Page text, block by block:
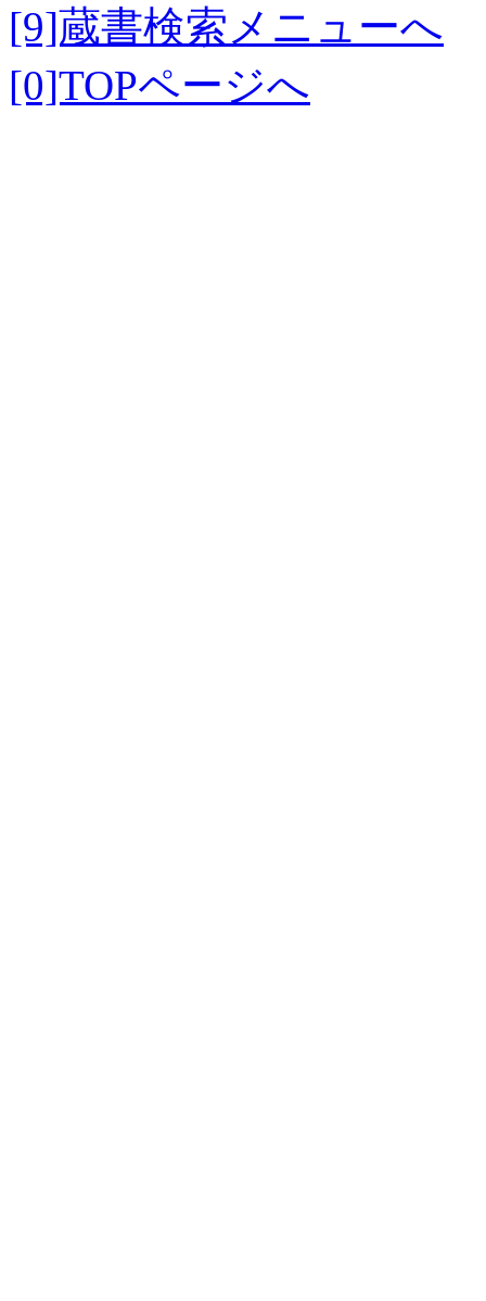
[9]蔵書検索メニューへ
[0]TOPページへ